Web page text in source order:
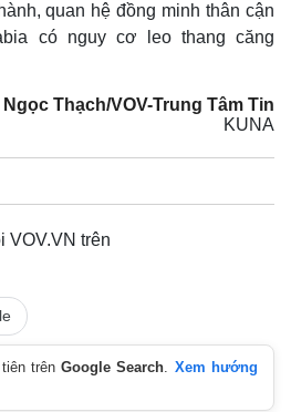
Video
quan hệ đồng minh thân cận
có nguy cơ leo thang căng
Ngọc Thạch/VOV-Trung Tâm Tin
KUNA
VOV.VN trên
tiên trênGoogle Search. Xem hướng